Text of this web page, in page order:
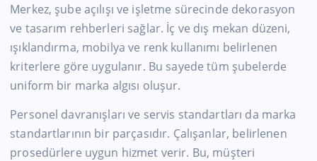
Merkez, şube açılışı ve işletme sürecinde dekorasyon
ve tasarım rehberleri sağlar. İç ve dış mekan düzeni,
ışıklandırma, mobilya ve renk kullanımı belirlenen
kriterlere göre uygulanır. Bu sayede tüm şubelerde
uniform bir marka algısı oluşur.
Personel davranışları ve servis standartları da marka
standartlarının bir parçasıdır. Çalışanlar, belirlenen
prosedürlere uygun hizmet verir. Bu, müşteri